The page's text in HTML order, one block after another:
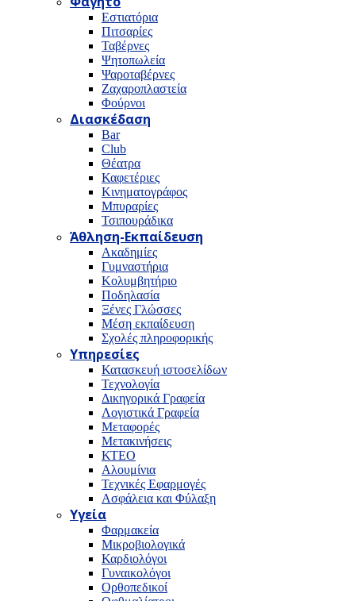
Εστιατόρια
Πιτσαρίες
Ταβέρνες
Ψητοπωλεία
Ψαροταβέρνες
Ζαχαροπλαστεία
Φούρνοι
Διασκέδαση
Bar
Club
Θέατρα
Καφετέριες
Κινηματογράφος
Μπυραρίες
Τσιπουράδικα
Άθληση-Εκπαίδευση
Ακαδημίες
Γυμναστήρια
Κολυμβητήριο
Ποδηλασία
Ξένες Γλώσσες
Μέση εκπαίδευση
Σχολές πληροφορικής
Υπηρεσίες
Κατασκευή ιστοσελίδων
Τεχνολογία
Δικηγορικά Γραφεία
Λογιστικά Γραφεία
Μεταφορές
Μετακινήσεις
ΚΤΕΟ
Αλουμίνια
Τεχνικές Εφαρμογές
Ασφάλεια και Φύλαξη
Υγεία
Φαρμακεία
Μικροβιολογικά
Καρδιολόγοι
Γυναικολόγοι
Ορθοπεδικοί